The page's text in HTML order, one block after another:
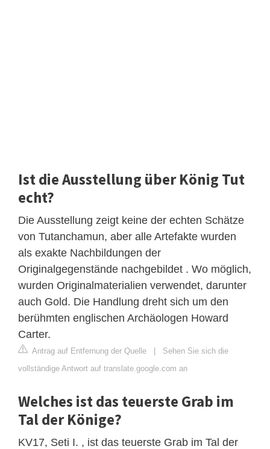
Ist die Ausstellung über König Tut
echt?
Die Ausstellung zeigt keine der echten Schätze
von Tutanchamun, aber alle Artefakte wurden
als exakte Nachbildungen der
Originalgegenstände nachgebildet . Wo möglich,
wurden Originalmaterialien verwendet, darunter
auch Gold. Die Handlung dreht sich um den
berühmten englischen Archäologen Howard
Carter.
Antrag auf Entfernung der Quelle | Sehen Sie sich die
vollständige Antwort auf translate.google.com an
Welches ist das teuerste Grab im
Tal der Könige?
KV17, Seti I. , ist das teuerste Grab im Tal der